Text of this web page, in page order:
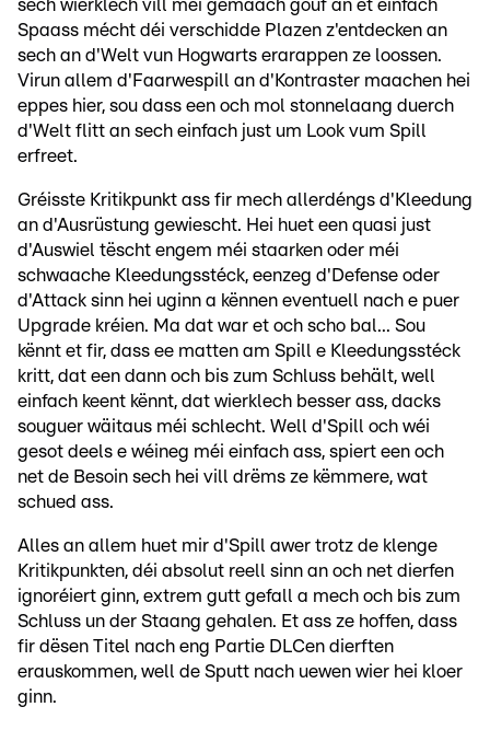
sech wierklech vill méi gemaach gouf an et einfach
Spaass mécht déi verschidde Plazen z'entdecken an
sech an d'Welt vun Hogwarts erarappen ze loossen.
Virun allem d'Faarwespill an d'Kontraster maachen hei
eppes hier, sou dass een och mol stonnelaang duerch
d'Welt flitt an sech einfach just um Look vum Spill
erfreet.
Gréisste Kritikpunkt ass fir mech allerdéngs d'Kleedung
an d'Ausrüstung gewiescht. Hei huet een quasi just
d'Auswiel tëscht engem méi staarken oder méi
schwaache Kleedungsstéck, eenzeg d'Defense oder
d'Attack sinn hei uginn a kënnen eventuell nach e puer
Upgrade kréien. Ma dat war et och scho bal... Sou
kënnt et fir, dass ee matten am Spill e Kleedungsstéck
kritt, dat een dann och bis zum Schluss behält, well
einfach keent kënnt, dat wierklech besser ass, dacks
souguer wäitaus méi schlecht. Well d'Spill och wéi
gesot deels e wéineg méi einfach ass, spiert een och
net de Besoin sech hei vill drëms ze këmmere, wat
schued ass.
Alles an allem huet mir d'Spill awer trotz de klenge
Kritikpunkten, déi absolut reell sinn an och net dierfen
ignoréiert ginn, extrem gutt gefall a mech och bis zum
Schluss un der Staang gehalen. Et ass ze hoffen, dass
fir dësen Titel nach eng Partie DLCen dierften
erauskommen, well de Sputt nach uewen wier hei kloer
ginn.